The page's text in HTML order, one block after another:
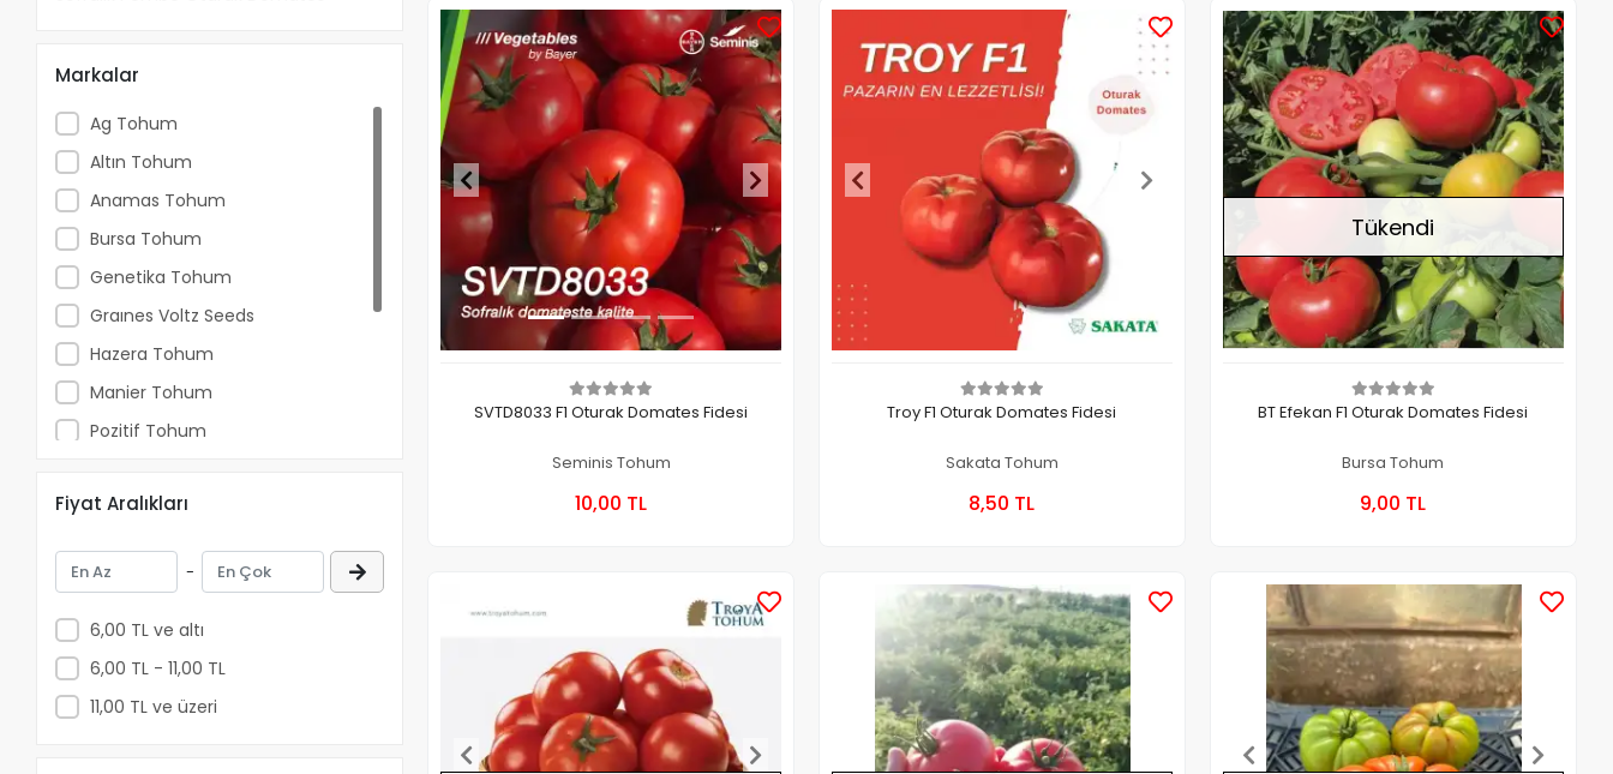
Markalar
Ag Tohum
Altın Tohum
Anamas Tohum
Bursa Tohum
Genetika Tohum
Graınes Voltz Seeds
Hazera Tohum
Manier Tohum
Pozitif Tohum
Seminis Tohum
Troya Tohumculuk
Vilmorin Tohum
Yüksel Tohum
Fiyat Aralıkları
-
6,00 TL ve altı
6,00 TL - 11,00 TL
11,00 TL ve üzeri
SVTD8033 F1 Oturak Domates Fidesi
Seminis Tohum
10,00 TL
Troy F1 Oturak Domates Fidesi
Sakata Tohum
8,50 TL
Stokta Yok
Tükendi
BT Efekan F1 Oturak Domates Fidesi
Bursa Tohum
9,00 TL
Stokta Yok Stokta Yok Stokta Yok